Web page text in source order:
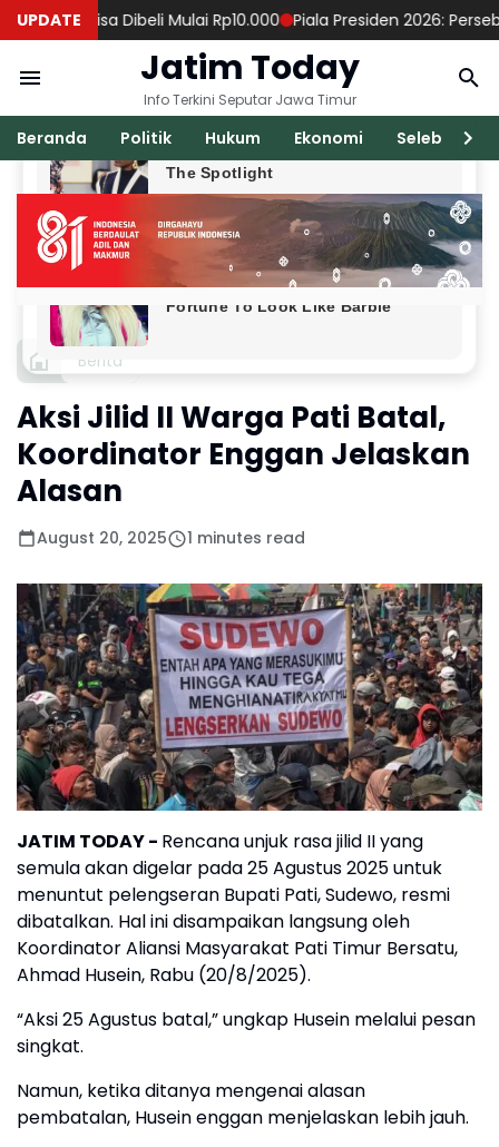
UPDATE
Bisa Dibeli Mulai Rp10.000 Piala Presiden 2026: Persebaya
Jatim Today
Info Terkini Seputar Jawa Timur
Beranda Politik Hukum Ekonomi Seleb
Berita
Aksi Jilid II Warga Pati Batal,
Koordinator Enggan Jelaskan
Alasan
August 20, 2025 1 minutes read
JATIM TODAY - Rencana unjuk rasa jilid II yang
semula akan digelar pada 25 Agustus 2025 untuk
menuntut pelengseran Bupati Pati, Sudewo, resmi
dibatalkan. Hal ini disampaikan langsung oleh
Koordinator Aliansi Masyarakat Pati Timur Bersatu,
Ahmad Husein, Rabu (20/8/2025).
“Aksi 25 Agustus batal,” ungkap Husein melalui pesan
singkat.
Namun, ketika ditanya mengenai alasan
pembatalan, Husein enggan menjelaskan lebih jauh.